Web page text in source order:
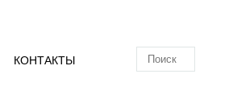
КОНТАКТЫ
Поиск по складу